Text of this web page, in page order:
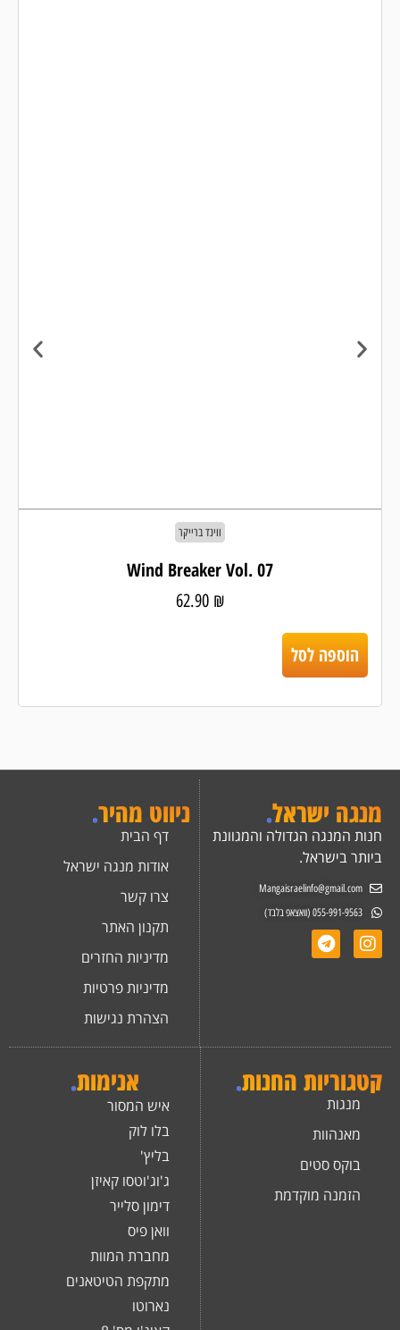
ווינד ברייקר
Wind Breaker Vol. 07
62.90 ₪
הוספה לסל
מנגה ישראל.
חנות המנגה הגדולה והמגוונת
ביותר בישראל.
Mangaisraelinfo@gmail.com
055-991-9563 (וואצאפ בלבד)
ניווט מהיר.
דף הבית
אודות מנגה ישראל
צרו קשר
תקנון האתר
מדיניות החזרים
מדיניות פרטיות
הצהרת נגישות
קטגוריות החנות.
מנגות
מאנהוות
בוקס סטים
הזמנה מוקדמת
אנימות.
איש המסור
בלו לוק
בליץ'
ג'וג'וטסו קאיזן
דימון סלייר
וואן פיס
מחברת המוות
מתקפת הטיטאנים
נארוטו